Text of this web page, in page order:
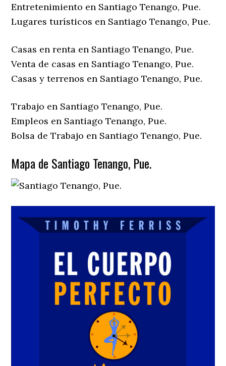
Entretenimiento en Santiago Tenango, Pue.
Lugares turísticos en Santiago Tenango, Pue.
Casas en renta en Santiago Tenango, Pue.
Venta de casas en Santiago Tenango, Pue.
Casas y terrenos en Santiago Tenango, Pue.
Trabajo en Santiago Tenango, Pue.
Empleos en Santiago Tenango, Pue.
Bolsa de Trabajo en Santiago Tenango, Pue.
Mapa de Santiago Tenango, Pue.